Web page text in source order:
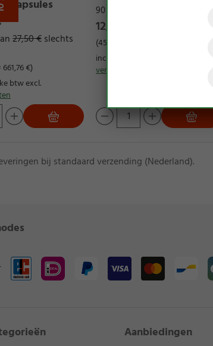
capsules
27,50 €slechts
€)
btw excl.
90 capsules
12,50 €
(45g / 1 kg = 277,78 €)
incl. wettelijke btw excl.
verzendkosten
bij standaard verzending (Nederland).
Aanbiedingen